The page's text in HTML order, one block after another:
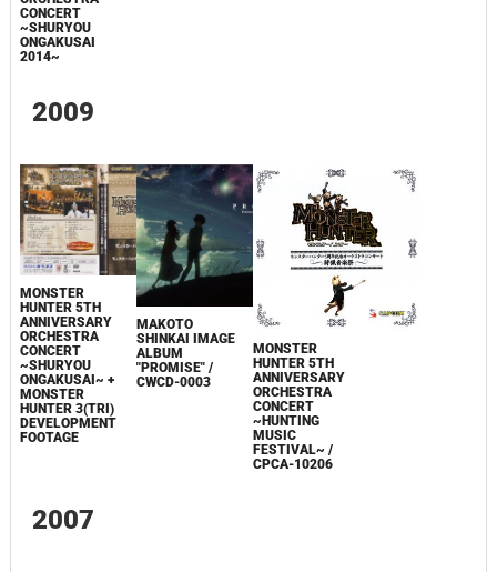
CONCERT
~SHURYOU
ONGAKUSAI
2014~
2009
MONSTER
HUNTER 5TH
ANNIVERSARY
ORCHESTRA
CONCERT
~SHURYOU
ONGAKUSAI~ +
MONSTER
HUNTER 3(TRI)
DEVELOPMENT
FOOTAGE
MAKOTO
SHINKAI IMAGE
ALBUM
"PROMISE" /
CWCD-0003
MONSTER
HUNTER 5TH
ANNIVERSARY
ORCHESTRA
CONCERT
~HUNTING
MUSIC
FESTIVAL~ /
CPCA-10206
2007